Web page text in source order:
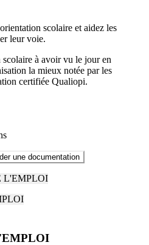
scolaire et aidez les
leur voie.
scolaire à avoir vu le jour en
la mieux notée par les
certifiée Qualiopi.
une documentation